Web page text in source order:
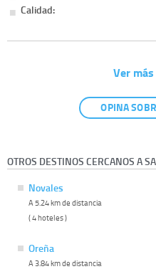
Calidad:
Ver
OPINA
OTROS DESTINOS CERCANOS A
Novales
A 5.24 km de distancia
( 4 hoteles )
Oreña
A 3.84 km de distancia